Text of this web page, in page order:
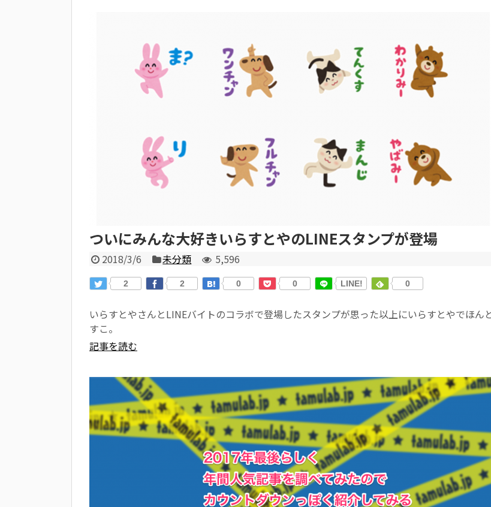
ついにみんな大好きいらすとやのLINEスタンプが登場
2018/3/6 未分類 5,596
2 2 0 0 LINE! 0
いらすとやさんとLINEバイトのコラボで登場したスタンプが思った以上にいらすとやでほん
すこ。
記事を読む